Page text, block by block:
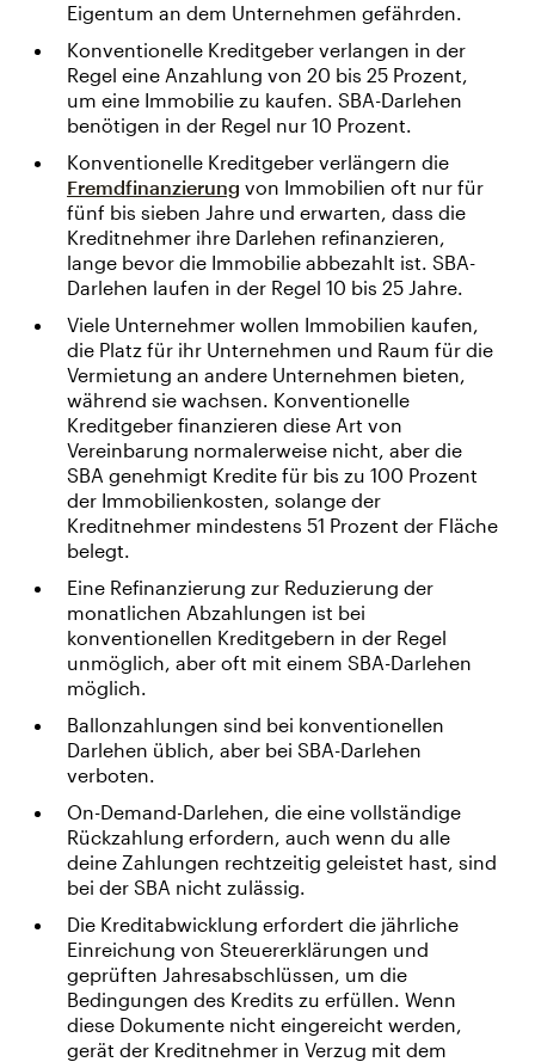
Eigentum an dem Unternehmen gefährden.
Konventionelle Kreditgeber verlangen in der
Regel eine Anzahlung von 20 bis 25 Prozent,
um eine Immobilie zu kaufen. SBA-Darlehen
benötigen in der Regel nur 10 Prozent.
Konventionelle Kreditgeber verlängern die
Fremdfinanzierung von Immobilien oft nur für
fünf bis sieben Jahre und erwarten, dass die
Kreditnehmer ihre Darlehen refinanzieren,
lange bevor die Immobilie abbezahlt ist. SBA-
Darlehen laufen in der Regel 10 bis 25 Jahre.
Viele Unternehmer wollen Immobilien kaufen,
die Platz für ihr Unternehmen und Raum für die
Vermietung an andere Unternehmen bieten,
während sie wachsen. Konventionelle
Kreditgeber finanzieren diese Art von
Vereinbarung normalerweise nicht, aber die
SBA genehmigt Kredite für bis zu 100 Prozent
der Immobilienkosten, solange der
Kreditnehmer mindestens 51 Prozent der Fläche
belegt.
Eine Refinanzierung zur Reduzierung der
monatlichen Abzahlungen ist bei
konventionellen Kreditgebern in der Regel
unmöglich, aber oft mit einem SBA-Darlehen
möglich.
Ballonzahlungen sind bei konventionellen
Darlehen üblich, aber bei SBA-Darlehen
verboten.
On-Demand-Darlehen, die eine vollständige
Rückzahlung erfordern, auch wenn du alle
deine Zahlungen rechtzeitig geleistet hast, sind
bei der SBA nicht zulässig.
Die Kreditabwicklung erfordert die jährliche
Einreichung von Steuererklärungen und
geprüften Jahresabschlüssen, um die
Bedingungen des Kredits zu erfüllen. Wenn
diese Dokumente nicht eingereicht werden,
gerät der Kreditnehmer in Verzug mit dem